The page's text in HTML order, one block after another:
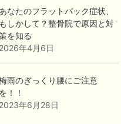
あなたのフラットバック症状、
もしかして？整骨院で原因と対
を知る
2026年4月6日
雨のぎっくり腰にご注意
を！！
2023年6月28日